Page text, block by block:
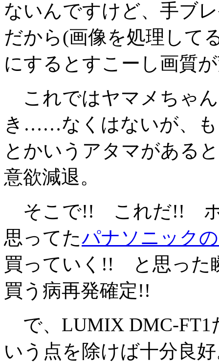
ないんですけど、手ブ
だから(画像を処理して
にするとすこーし画質
これではヤマメちゃ
き……なくはないが、
とかいうアタマがある
意欲減退。
そこで!! これだ!! ホ
思ってたパナソニック
買っていく!! と思った
買う病再発確定!!
で、LUMIX DMC-FT1
いう点を除けば十分良